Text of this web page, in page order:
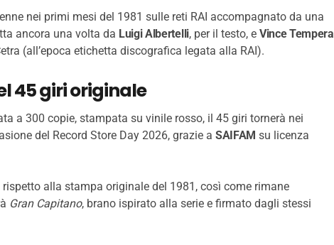
nei primi mesi del 1981 sulle reti RAI accompagnato da una
ancora una volta da Luigi Albertelli, per il testo, e Vince Tempera
(all’epoca etichetta discografica legata alla RAI).
45 giri originale
a 300 copie, stampata su vinile rosso, il 45 giri tornerà nei
del Record Store Day 2026, grazie a SAIFAM su licenza
alla stampa originale del 1981, così come rimane
Gran Capitano, brano ispirato alla serie e firmato dagli stessi